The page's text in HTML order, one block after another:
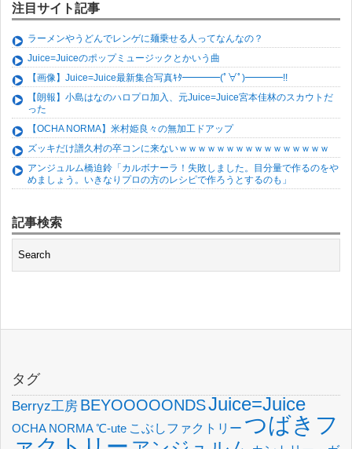
注目サイト記事
ラーメンやうどんでレンゲに麺乗せる人ってなんなの？
Juice=Juiceのポップミュージックとかいう曲
【画像】Juice=Juice最新集合写真ｷﾀ━━━━(ﾟ∀ﾟ)━━━━!!
【朗報】小島はなのハロプロ加入、元Juice=Juice宮本佳林のスカウトだ
った
【OCHA NORMA】米村姫良々の無加工ドアップ
ズッキだけ譜久村の卒コンに来ないｗｗｗｗｗｗｗｗｗｗｗｗｗｗｗｗ
アンジュルム橋迫鈴「カルボナーラ！失敗しました。目分量で作るのをや
めましょう。いきなりプロの方のレシピで作ろうとするのも」
記事検索
タグ
Berryz工房 BEYOOOOONDSJuice=Juice
OCHA NORMA℃-ute こぶしファクトリー つばきフ